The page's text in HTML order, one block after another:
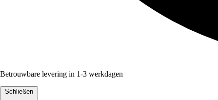
Betrouwbare levering in 1-3 werkdagen
Schließen